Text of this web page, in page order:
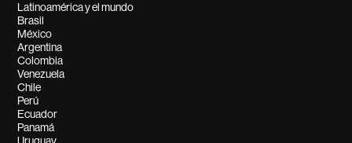
Latinoamérica y el mundo
Brasil
México
Argentina
Colombia
Venezuela
Chile
Perú
Ecuador
Panamá